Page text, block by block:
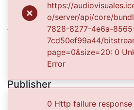
1920-01-01
Authors
Publisher
Biblioteca Departamental Jorge
https://
o/server/api/core/
7828-8277-4e6a-
7cd50ef99a44/
page=0&size=20: 0
Error
0 Http failure